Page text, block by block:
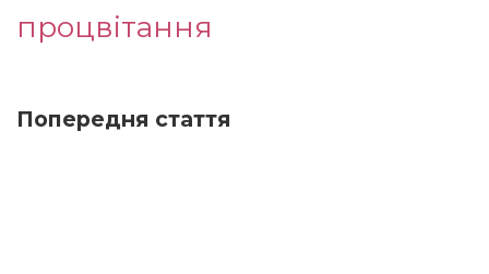
процвітання
Попередня стаття